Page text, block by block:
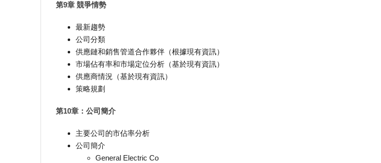
第9章 競爭情勢
最新趨勢
公司分類
供應鏈和銷售管道合作夥伴（根據現有資訊）
市場佔有率和市場定位分析（基於現有資訊）
供應商情況（基於現有資訊）
策略規劃
第10章：公司簡介
主要公司的市佔率分析
公司簡介
General Electric Co